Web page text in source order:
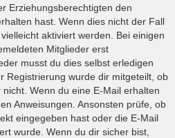
Erziehungsberechtigten den
hast. Wenn dies nicht der Fall
aktiviert werden. Bei einigen
Mitglieder erst
musst du dies selbst erledigen
Registrierung wurde dir mitgeteilt, ob
Wenn du eine E-Mail erhalten
Anweisungen. Ansonsten prüfe, ob
eingegeben hast oder die E-Mail
wurde. Wenn du dir sicher bist,